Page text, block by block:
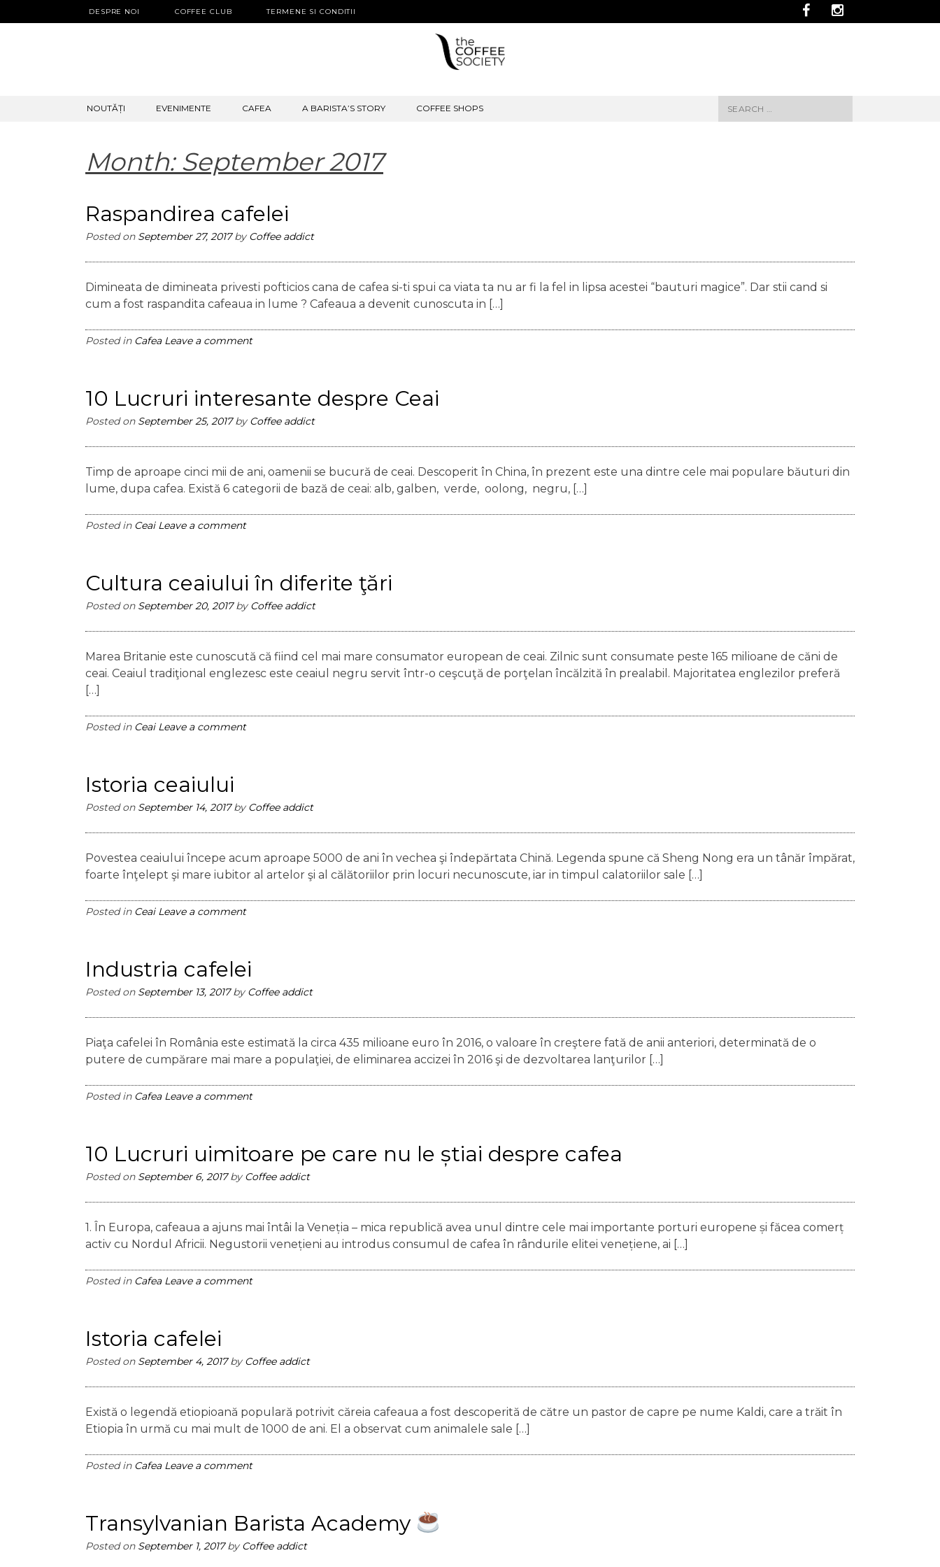
DESPRE NOI COFFEE CLUB TERMENE SI CONDITII
SKIP
NOUTĂȚI EVENIMENTE CAFEA A BARISTA’S STORY COFFEE SHOPS
Search
for:
Month: September 2017
Raspandirea cafelei
Posted on September 27, 2017by Coffee addict
Dimineata de dimineata privesti pofticios cana de cafea si-ti spui ca viata ta nu ar fi la fel in lipsa acestei “bauturi magice”. Dar stii cand si
cum a fost raspandita cafeaua in lume ? Cafeaua a devenit cunoscuta in […]
Posted in Cafea Leave a comment
10 Lucruri interesante despre Ceai
Posted on September 25, 2017by Coffee addict
Timp de aproape cinci mii de ani, oamenii se bucură de ceai. Descoperit în China, în prezent este una dintre cele mai populare băuturi din
lume, dupa cafea. Există 6 categorii de bază de ceai: alb, galben, verde, oolong, negru, […]
Posted in Ceai Leave a comment
Cultura ceaiului în diferite ţări
Posted on September 20, 2017by Coffee addict
Marea Britanie este cunoscută că fiind cel mai mare consumator european de ceai. Zilnic sunt consumate peste 165 milioane de căni de
ceai. Ceaiul tradiţional englezesc este ceaiul negru servit într-o ceşcuţă de porţelan încălzită în prealabil. Majoritatea englezilor preferă
[…]
Posted in Ceai Leave a comment
Istoria ceaiului
Posted on September 14, 2017by Coffee addict
Povestea ceaiului începe acum aproape 5000 de ani în vechea şi îndepărtata Chină. Legenda spune că Sheng Nong era un tânăr împărat,
foarte înţelept şi mare iubitor al artelor şi al călătoriilor prin locuri necunoscute, iar in timpul calatoriilor sale […]
Posted in Ceai Leave a comment
Industria cafelei
Posted on September 13, 2017by Coffee addict
Piaţa cafelei în România este estimată la circa 435 milioane euro în 2016, o valoare în creştere fată de anii anteriori, determinată de o
putere de cumpărare mai mare a populaţiei, de eliminarea accizei în 2016 şi de dezvoltarea lanţurilor […]
Posted in Cafea Leave a comment
10 Lucruri uimitoare pe care nu le știai despre cafea
Posted on September 6, 2017by Coffee addict
1. În Europa, cafeaua a ajuns mai întâi la Veneția – mica republică avea unul dintre cele mai importante porturi europene și făcea comerț
activ cu Nordul Africii. Negustorii venețieni au introdus consumul de cafea în rândurile elitei venețiene, ai […]
Posted in Cafea Leave a comment
Istoria cafelei
Posted on September 4, 2017by Coffee addict
Există o legendă etiopioană populară potrivit căreia cafeaua a fost descoperită de către un pastor de capre pe nume Kaldi, care a trăit în
Etiopia în urmă cu mai mult de 1000 de ani. El a observat cum animalele sale […]
Posted in Cafea Leave a comment
Transylvanian Barista Academy
Posted on September 1, 2017by Coffee addict